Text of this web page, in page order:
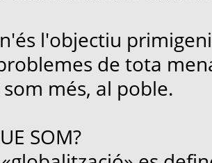
l'objectiu
de tota
més, al poble.
SOM?